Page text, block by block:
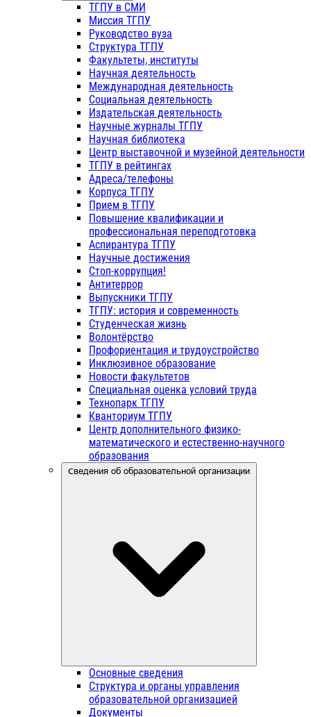
ТГПУ в СМИ
Миссия ТГПУ
Руководство вуза
Структура ТГПУ
Факультеты, институты
Научная деятельность
Международная деятельность
Социальная деятельность
Издательская деятельность
Научные журналы ТГПУ
Научная библиотека
Центр выставочной и музейной деятельности
ТГПУ в рейтингах
Адреса/телефоны
Корпуса ТГПУ
Прием в ТГПУ
Повышение квалификации и
профессиональная переподготовка
Аспирантура ТГПУ
Научные достижения
Стоп-коррупция!
Антитеррор
Выпускники ТГПУ
ТГПУ: история и современность
Студенческая жизнь
Волонтёрство
Профориентация и трудоустройство
Инклюзивное образование
Новости факультетов
Специальная оценка условий труда
Технопарк ТГПУ
Кванториум ТГПУ
Центр дополнительного физико-
математического и естественно-научного
образования
Сведения об образовательной организации
Основные сведения
Структура и органы управления
образовательной организацией
Документы